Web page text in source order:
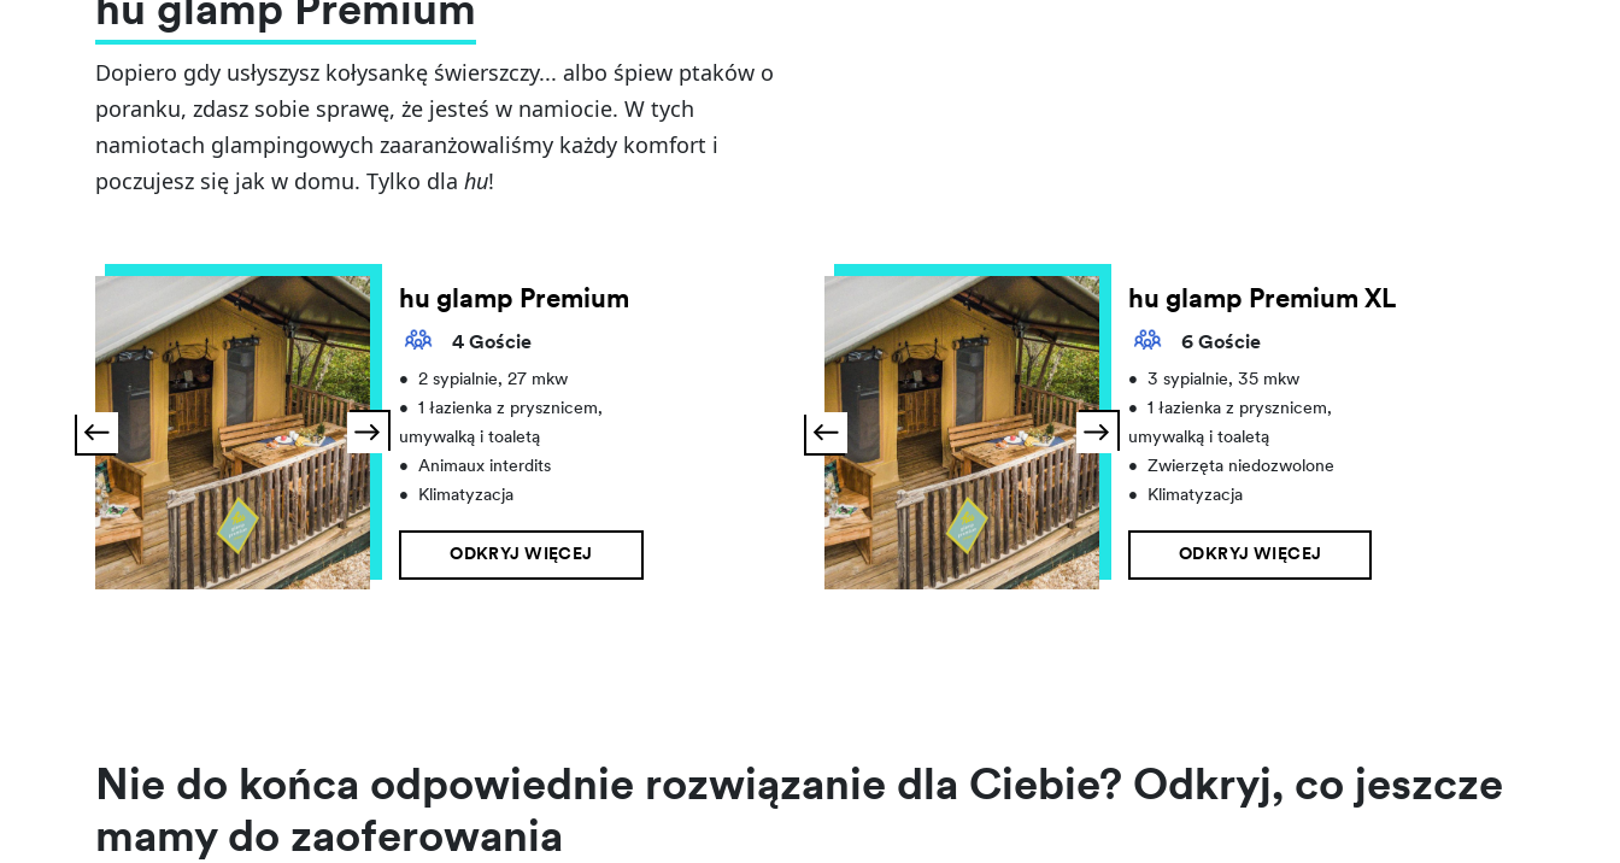
hu glamp Premium
Dopiero gdy usłyszysz kołysankę świerszczy... albo śpiew ptaków o
poranku, zdasz sobie sprawę, że jesteś w namiocie. W tych
namiotach glampingowych zaaranżowaliśmy każdy komfort i
poczujesz się jak w domu. Tylko dlahu!
hu glamp Premium
4 Goście
•
2 sypialnie, 27 mkw
•
1 łazienka z prysznicem,
umywalką i toaletą
•
Animaux interdits
•
Klimatyzacja
ODKRYJ WIĘCEJ
hu glamp Premium XL
6 Goście
• 3 sypialnie, 35 mkw
• 1 łazienka z prysznicem,
umywalką i toaletą
• Zwierzęta niedozwolone
•
Klimatyzacja
ODKRYJ WIĘCEJ
Nie do końca odpowiednie rozwiązanie dla Ciebie? Odkryj, co jeszcze
mamy do zaoferowania